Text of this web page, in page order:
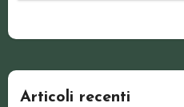
Articoli recenti